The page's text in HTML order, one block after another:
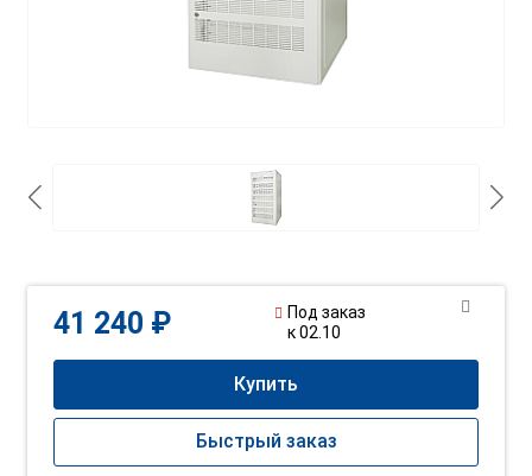
41 240 ₽
Под заказ
к 02.10
Купить
Быстрый заказ